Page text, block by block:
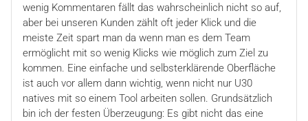
wenig Kommentaren fällt das wahrscheinlich nicht so auf,
aber bei unseren Kunden zählt oft jeder Klick und die
meiste Zeit spart man da wenn man es dem Team
ermöglicht mit so wenig Klicks wie möglich zum Ziel zu
kommen. Eine einfache und selbsterklärende Oberfläche
ist auch vor allem dann wichtig, wenn nicht nur U30
natives mit so einem Tool arbeiten sollen. Grundsätzlich
bin ich der festen Überzeugung: Es gibt nicht das eine